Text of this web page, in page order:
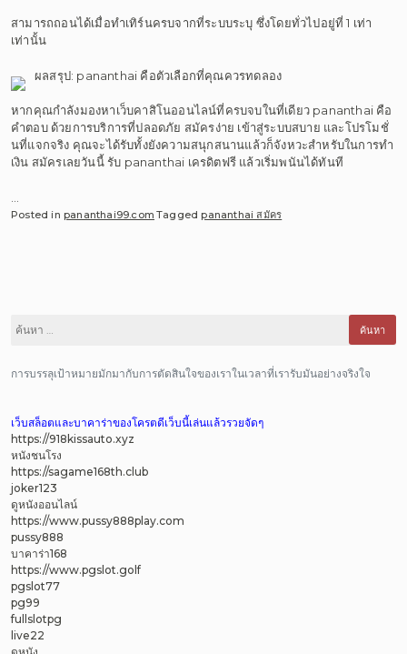
สามารถถอนได้เมื่อทำเทิร์นครบจากที่ระบบระบุ ซึ่งโดยทั่วไปอยู่ที่ 1 เท่า
เท่านั้น
ผลสรุป: pananthai คือตัวเลือกที่คุณควรทดลอง
หากคุณกำลังมองหาเว็บคาสิโนออนไลน์ที่ครบจบในที่เดียว pananthai คือ
คำตอบ ด้วยการบริการที่ปลอดภัย สมัครง่าย เข้าสู่ระบบสบาย และโปรโมชั่
นที่แจกจริง คุณจะได้รับทั้งยังความสนุกสนานแล้วก็จังหวะสำหรับในการทำ
เงิน สมัครเลยวันนี้ รับ pananthai เครดิตฟรี แล้วเริ่มพนันได้ทันที
Posted inpananthai99.com Taggedpananthai สมัคร
ค้นหา
การบรรลุเป้าหมายมักมากับการตัดสินใจของเราในเวลาที่เรารับมันอย่างจริงใจ
เว็บสล็อตและบาคาร่าของโครตดีเว็บนี้เล่นแล้วรวยจัดๆ
https://918kissauto.xyz
หนังชนโรง
https://sagame168th.club
joker123
ดูหนังออนไลน์
https://www.pussy888play.com
pussy888
บาคาร่า168
https://www.pgslot.golf
pgslot77
pg99
fullslotpg
live22